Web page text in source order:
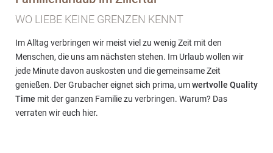
WO LIEBE KEINE GRENZEN KENNT
Im Alltag verbringen wir meist viel zu wenig Zeit mit den
Menschen, die uns am nächsten stehen. Im Urlaub wollen wir
jede Minute davon auskosten und die gemeinsame Zeit
genießen. Der Grubacher eignet sich prima, umwertvolle Quality
Time mit der ganzen Familie zu verbringen. Warum? Das
verraten wir euch hier.